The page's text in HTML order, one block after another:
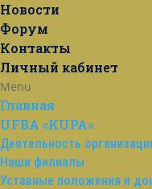
Новости
Форум
Контакты
Личный кабинет
Menu
Главная
UFBA «KUPA»
Деятельность
Наши филиалы
Уставные положения и